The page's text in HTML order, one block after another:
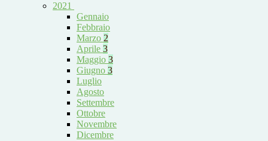
2021
Gennaio
Febbraio
Marzo 2
Aprile 3
Maggio 3
Giugno 3
Luglio
Agosto
Settembre
Ottobre
Novembre
Dicembre